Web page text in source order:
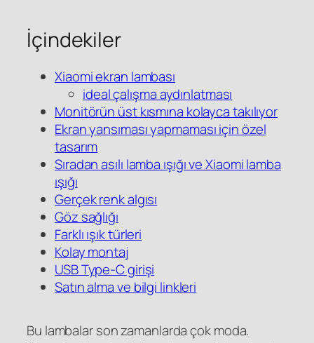
İçindekiler
Xiaomi ekran lambası
ideal çalışma aydınlatması
Monitörün üst kısmına kolayca takılıyor
Ekran yansıması yapmaması için özel
tasarım
Sıradan asılı lamba ışığı ve Xiaomi lamba
ışığı
Gerçek renk algısı
Göz sağlığı
Farklı ışık türleri
Kolay montaj
USB Type-C girişi
Satın alma ve bilgi linkleri
Bu lambalar son zamanlarda çok moda.